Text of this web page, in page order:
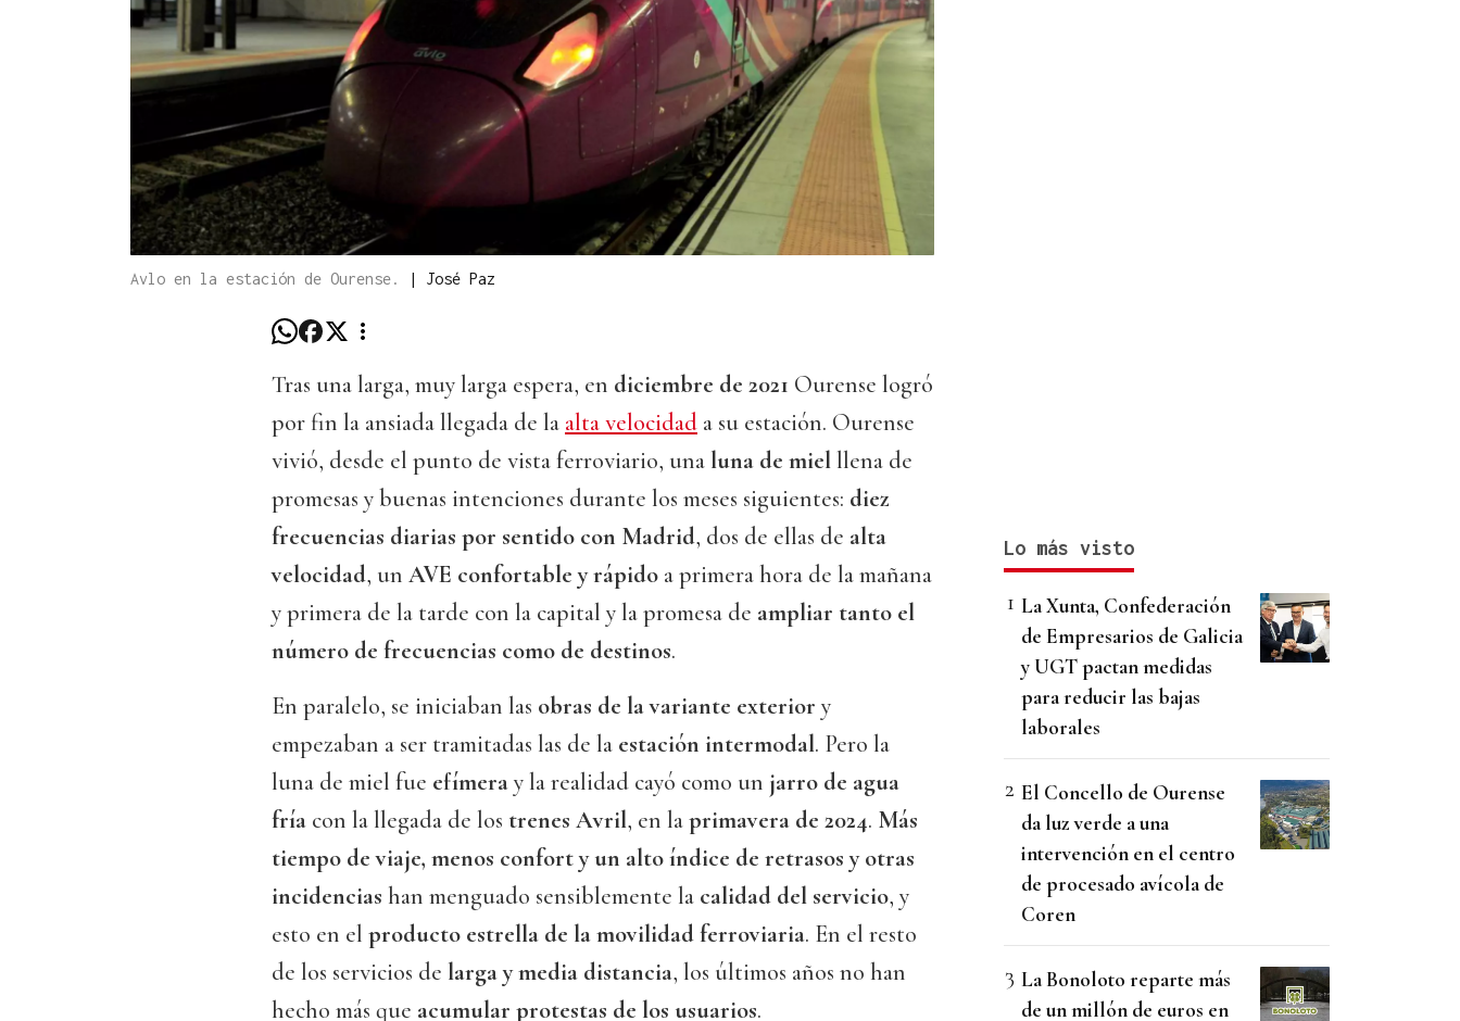
Avlo en la estación de Ourense. | José Paz
Tras una larga, muy larga espera, en diciembre de 2021 Ourense logró
por fin la ansiada llegada de la alta velocidad a su estación. Ourense
vivió, desde el punto de vista ferroviario, una luna de mielllena de
promesas y buenas intenciones durante los meses siguientes: diez
frecuencias diarias por sentido con Madrid, dos de ellas de alta
velocidad, un AVE confortable y rápido a primera hora de la mañana
y primera de la tarde con la capital y la promesa de ampliar tanto el
número de frecuencias como de destinos.
En paralelo, se iniciaban las obras de la variante exterior y
empezaban a ser tramitadas las de la estación intermodal. Pero la
luna de miel fue efímeray la realidad cayó como un jarro de agua
fría con la llegada de los trenes Avril, en laprimavera de 2024. Más
tiempo de viaje, menos confort y un alto índice de retrasos y otras
incidencias han menguado sensiblemente la calidad del servicio, y
esto en el producto estrella de la movilidad ferroviaria. En el resto
de los servicios de larga y media distancia, los últimos años no han
hecho más que acumular protestas de los usuarios.
Lo más visto
La Xunta, Confederación
de Empresarios de Galicia
y UGT pactan medidas
para reducir las bajas
laborales
El Concello de Ourense
da luz verde a una
intervención en el centro
de procesado avícola de
Coren
La Bonoloto reparte más
de un millón de euros en